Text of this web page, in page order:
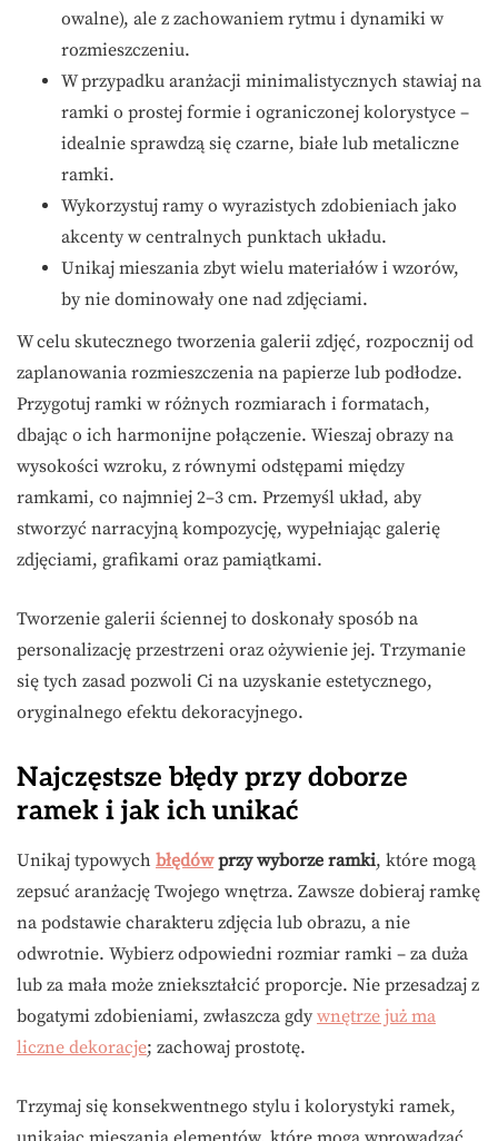
owalne), ale z zachowaniem rytmu i dynamiki w
rozmieszczeniu.
W przypadku aranżacji minimalistycznych stawiaj na
ramki o prostej formie i ograniczonej kolorystyce –
idealnie sprawdzą się czarne, białe lub metaliczne
ramki.
Wykorzystuj ramy o wyrazistych zdobieniach jako
akcenty w centralnych punktach układu.
Unikaj mieszania zbyt wielu materiałów i wzorów,
by nie dominowały one nad zdjęciami.
W celu skutecznego tworzenia galerii zdjęć, rozpocznij od
zaplanowania rozmieszczenia na papierze lub podłodze.
Przygotuj ramki w różnych rozmiarach i formatach,
dbając o ich harmonijne połączenie. Wieszaj obrazy na
wysokości wzroku, z równymi odstępami między
ramkami, co najmniej 2–3 cm. Przemyśl układ, aby
stworzyć narracyjną kompozycję, wypełniając galerię
zdjęciami, grafikami oraz pamiątkami.
Tworzenie galerii ściennej to doskonały sposób na
personalizację przestrzeni oraz ożywienie jej. Trzymanie
się tych zasad pozwoli Ci na uzyskanie estetycznego,
oryginalnego efektu dekoracyjnego.
Najczęstsze błędy przy doborze
ramek i jak ich unikać
Unikaj typowych błędówprzy wyborze ramki, które mogą
zepsuć aranżację Twojego wnętrza. Zawsze dobieraj ramkę
na podstawie charakteru zdjęcia lub obrazu, a nie
odwrotnie. Wybierz odpowiedni rozmiar ramki – za duża
lub za mała może zniekształcić proporcje. Nie przesadzaj z
bogatymi zdobieniami, zwłaszcza gdy wnętrze już ma
liczne dekoracje; zachowaj prostotę.
Trzymaj się konsekwentnego stylu i kolorystyki ramek,